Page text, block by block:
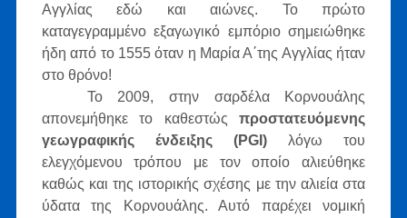
Αγγλίας εδώ και αιώνες. Το πρώτο
καταγεγραμμένο εξαγωγικό εμπόριο σημειώθηκε
ήδη από το 1555 όταν η Μαρία Α΄της Αγγλίας ήταν
στο θρόνο!
Το 2009, στην σαρδέλα Κορνουάλης
απονεμήθηκε το καθεστώςπροστατευόμενης
γεωγραφικής ένδειξης (PGI)λόγω του
ελεγχόμενου τρόπου με τον οποίο αλιεύθηκε
καθώς και της ιστορικής σχέσης με την αλιεία στα
ύδατα της Κορνουάλης. Αυτό παρέχει νομική